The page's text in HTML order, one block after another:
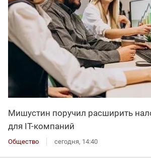
Мишустин поручил расширить
для IT-компаний
Общество сегодня, 14:40